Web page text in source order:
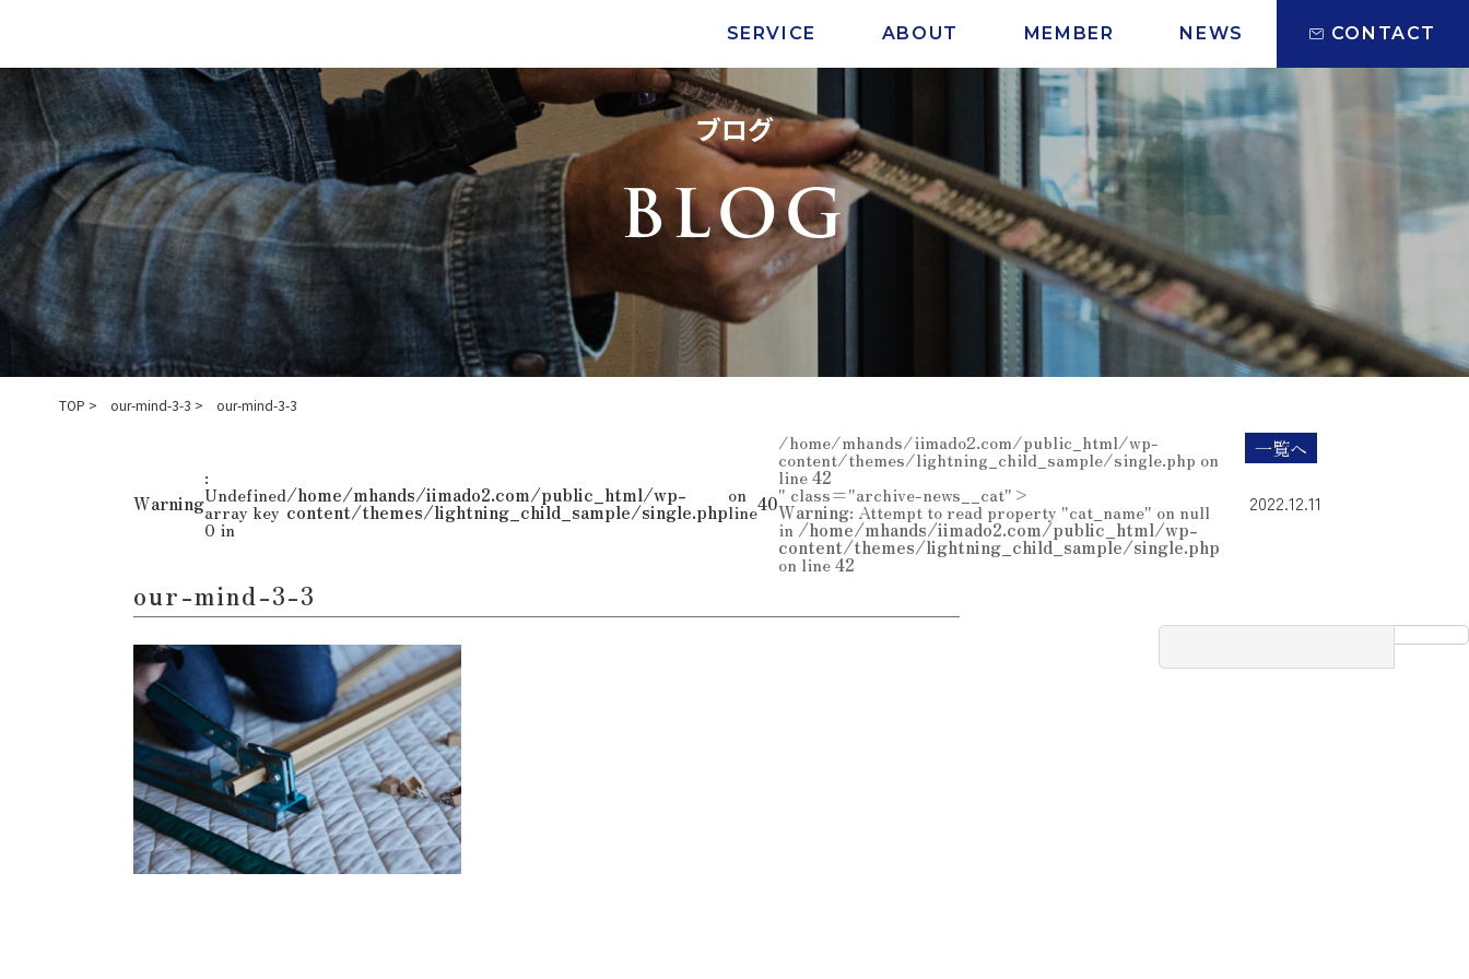
テ
へ
ス
キ
ッ
ゲ
ョ
ン
に
移
SERVICE ABOUT MEMBER NEWS CONTACT
ブログ
BLOG
TOP our-mind-3-3 our-mind-3-3
Warning
:
Undefined
array key
0 in
/home/mhands/iimado2.com/public_html/wp-
content/themes/lightning_child_sample/single.php
on
line40
/home/mhands/iimado2.com/public_html/wp-
content/themes/lightning_child_sample/single.php on
line42
" class="archive-news__cat">
Warning: Attempt to read property "cat_name" on null
in /home/mhands/iimado2.com/public_html/wp-
content/themes/lightning_child_sample/single.php
on line42
2022.12.11
our-mind-3-3
一覧へ